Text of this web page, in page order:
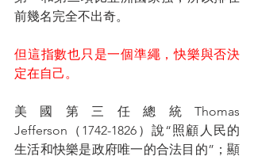
前幾名完全不出奇。
但這指數也只是一個準繩，快樂與否決
定在自己。
美國第三任總統Thomas
Jefferson（1742-1826）說“照顧人民的
生活和快樂是政府唯一的合法目的”；顯